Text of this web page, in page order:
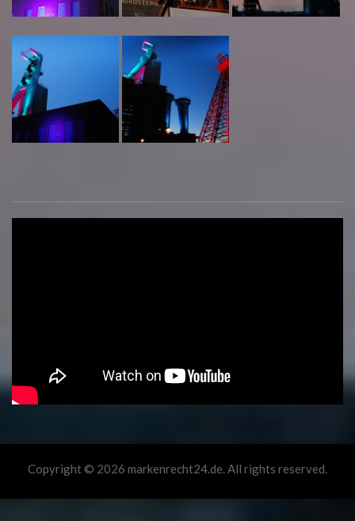
Copyright © 2026 markenrecht24.de. All rights reserved.